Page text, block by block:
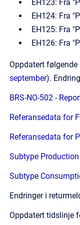
EH123: Fra
EH124: Fra
EH125: Fra
EH126: Fra
Oppdatert
september).
BRS-NO-502 -
Referansedata for
Referansedata for
Subtype Production
Subtype
Endringer i
Oppdatert tidslinje